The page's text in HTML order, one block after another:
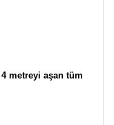
metreyi aşan tüm